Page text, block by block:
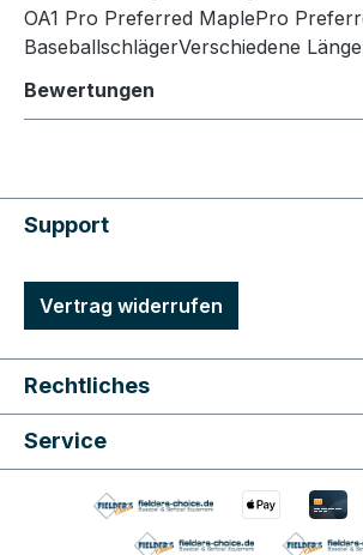
OA1 Pro Preferred MaplePro
BaseballschlägerVerschiedene
Bewertungen
Support
Vertrag widerrufen
Rechtliches
Service